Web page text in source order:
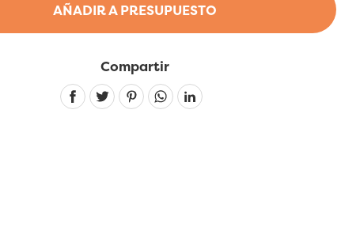
AÑADIR A PRESUPUESTO
Compartir
Linkedin